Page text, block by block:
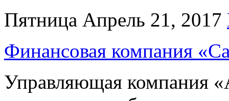
Пятница Апрель 21, 2017
Финансовая компания
Управляющая компания